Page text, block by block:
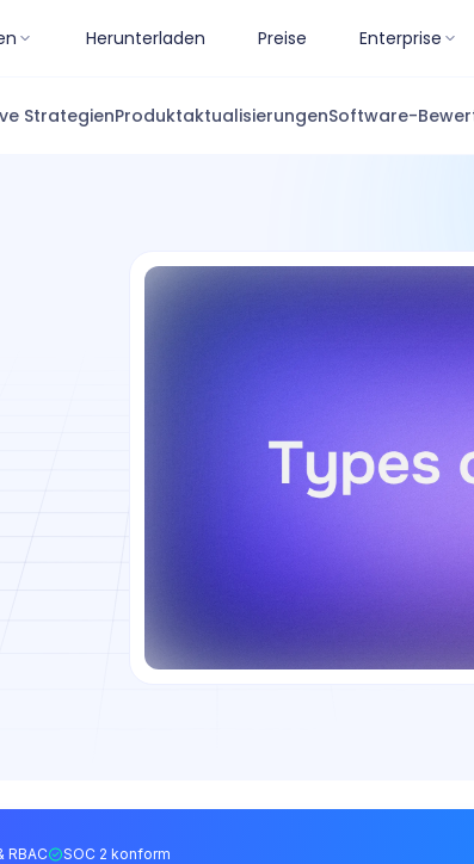
Herunterladen Preise Enterprise
StrategienProduktaktualisierungenSoftware-
RBAC SOC 2 konform